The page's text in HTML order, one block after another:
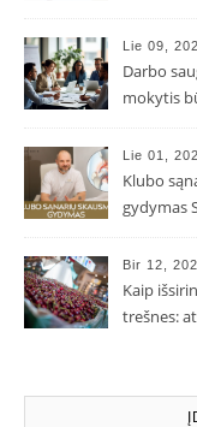
Lie 09,
Darbo
mokytis
Lie 01,
Klubo
gydymas
Bir 12,
Kaip
trešnes: